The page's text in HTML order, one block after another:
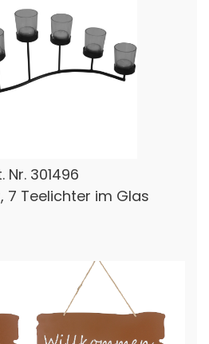
Nr. 301496
7 Teelichter im Glas